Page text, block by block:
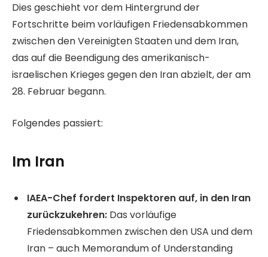
i
c
h
t
a
m
6
J
n
Dies geschieht vor dem Hintergrund der
Fortschritte beim vorläufigen Friedensabkommen
zwischen den Vereinigten Staaten und dem Iran,
das auf die Beendigung des amerikanisch-
israelischen Krieges gegen den Iran abzielt, der am
28. Februar begann.
Folgendes passiert:
Im Iran
IAEA-Chef fordert Inspektoren auf, in den Iran
zurückzukehren: Das vorläufige
Friedensabkommen zwischen den USA und dem
Iran – auch Memorandum of Understanding